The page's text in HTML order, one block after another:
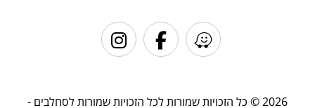
2026 © כל הזכויות שמורות לכל הזכויות שמורות לסחלבים -